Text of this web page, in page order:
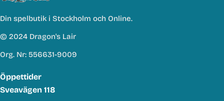
Din spelbutik i Stockholm och Online.
© 2024 Dragon's Lair
Org. Nr: 556631-9009
Öppettider
Sveavägen 118